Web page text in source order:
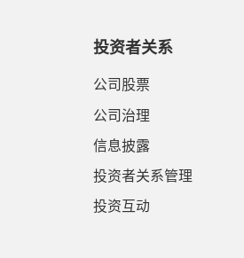
投资者关系
公司股票
公司治理
信息披露
投资者关系管理
投资互动